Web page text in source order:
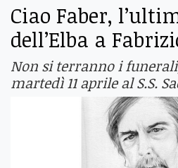
Ciao Faber,
dell’Elba a
Non si terranno i
martedì 11 aprile al S.S.